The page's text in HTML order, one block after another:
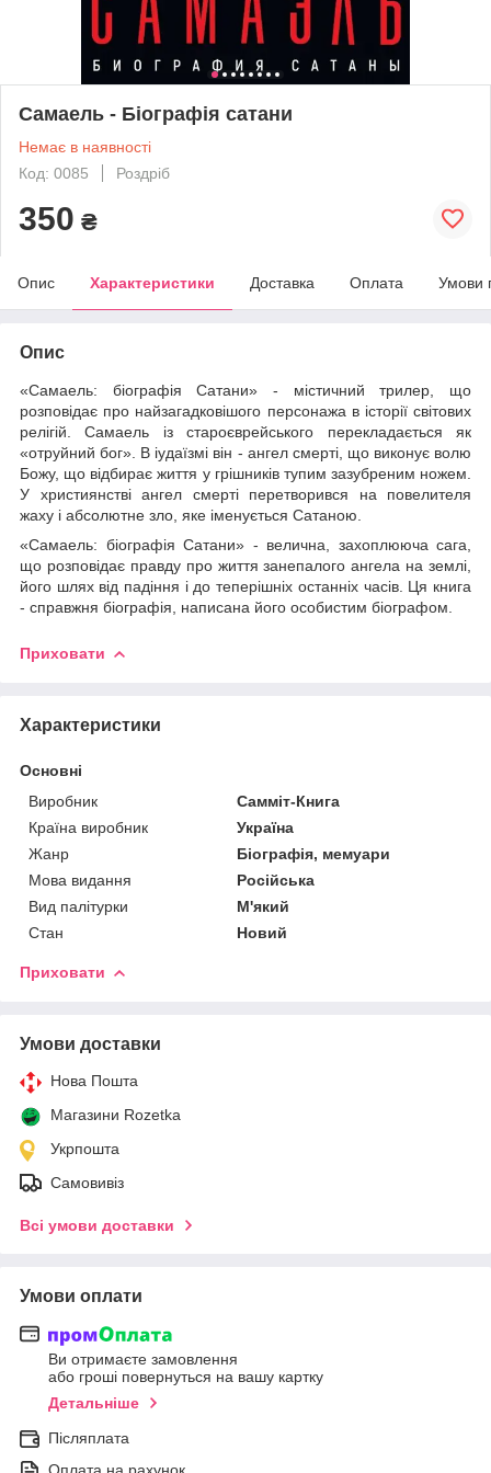
Самаель - Біографія сатани
Немає в наявності
Код: 0085
Роздріб
350 ₴
Опис Характеристики Доставка Оплата Умови
Опис
«Самаель: біографія Сатани» - містичний трилер, що
розповідає про найзагадковішого персонажа в історії світових
релігій. Самаель із староєврейського перекладається як
«отруйний бог». В іудаїзмі він - ангел смерті, що виконує волю
Божу, що відбирає життя у грішників тупим зазубреним ножем.
У християнстві ангел смерті перетворився на повелителя
жаху і абсолютне зло, яке іменується Сатаною.
«Самаель: біографія Сатани» - велична, захоплююча сага,
що розповідає правду про життя занепалого ангела на землі,
його шлях від падіння і до теперішніх останніх часів. Ця книга
- справжня біографія, написана його особистим біографом.
Приховати
Характеристики
Основні
Виробник
Самміт-Книга
Країна виробник
Україна
Жанр
Біографія, мемуари
Мова видання
Російська
Вид палітурки
М'який
Стан
Новий
Приховати
Умови доставки
Нова Пошта
Магазини Rozetka
Укрпошта
Самовивіз
Всі умови доставки
Умови оплати
Ви отримаєте замовлення
або гроші повернуться на вашу картку
Детальніше
Післяплата